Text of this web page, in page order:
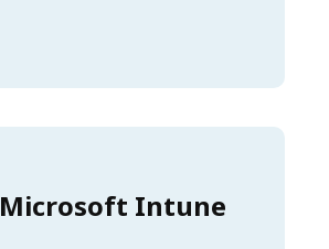
Microsoft Intune